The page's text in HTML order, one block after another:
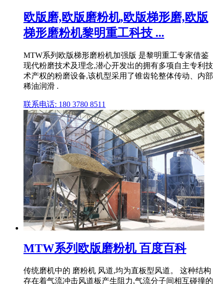
欧版磨,欧版磨粉机,欧版梯形磨,欧版
梯形磨粉机黎明重工科技 ...
MTW系列欧版梯形磨粉机加强版 是黎明重工专家借鉴
现代粉磨技术及理念,潜心开发出的拥有多项自主专利技
术产权的粉磨设备,该机型采用了锥齿轮整体传动、内部
稀油润滑 .
联系电话: 180 3780 8511
MTW系列欧版磨粉机 百度百科
传统磨机中的 磨粉机 风道,均为直板型风道。 这种结构
存在着气流冲击风道板产生阻力,气流分子间相互碰撞的